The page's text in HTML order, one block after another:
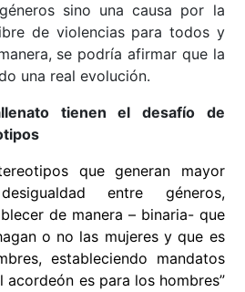
sino una causa por la
de violencias para todos y
se podría afirmar que la
una real evolución.
tienen el desafío de
que generan mayor
entre géneros,
de manera – binaria- que
o no las mujeres y que es
estableciendo mandatos
acordeón es para los hombres”